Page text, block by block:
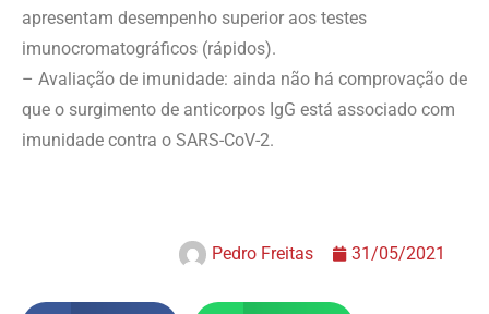
apresentam desempenho superior aos testes
imunocromatográficos (rápidos).
– Avaliação de imunidade: ainda não há comprovação de
que o surgimento de anticorpos IgG está associado com
imunidade contra o SARS-CoV-2.
Pedro Freitas 31/05/2021